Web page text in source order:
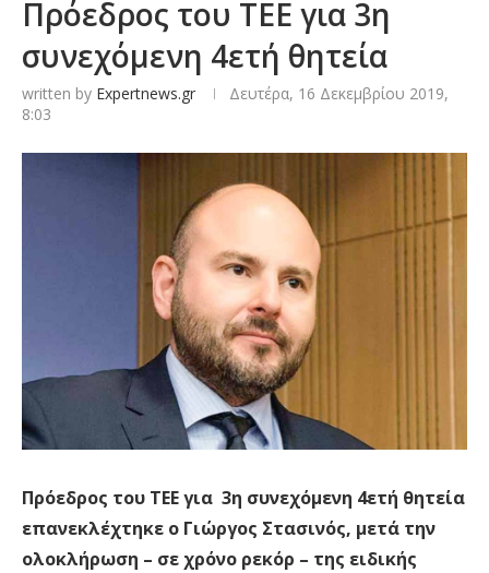
Πρόεδρος του ΤΕΕ για 3η
συνεχόμενη 4ετή θητεία
written by Expertnews.gr
Δευτέρα, 16 Δεκεμβρίου 2019,
8:03
Πρόεδρος του ΤΕΕ για 3η συνεχόμενη 4ετή θητεία
επανεκλέχτηκε ο Γιώργος Στασινός, μετά την
ολοκλήρωση – σε χρόνο ρεκόρ – της ειδικής